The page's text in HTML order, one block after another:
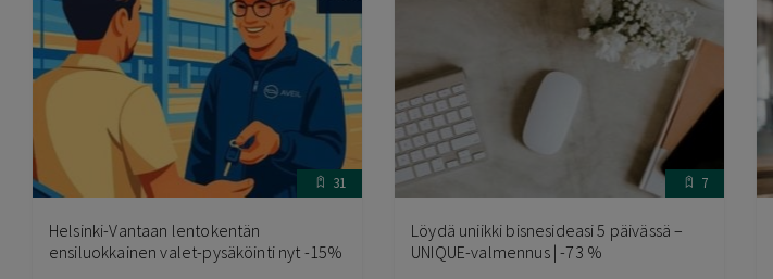
31
Helsinki-Vantaan lentokentän
ensiluokkainen valet-pysäköinti nyt -15%
7
Löydä uniikki bisnesideasi 5 päivässä –
UNIQUE-valmennus | -73 %